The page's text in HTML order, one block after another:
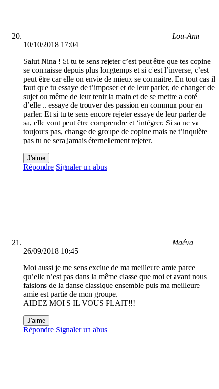
Lou-Ann
10/10/2018 17:04
Salut Nina ! Si tu te sens rejeter c’est peut être que tes copine
se connaisse depuis plus longtemps et si c’est l’inverse, c’est
peut être car elle on envie de mieux se connaitre. En tout cas il
faut que tu essaye de t’imposer et de leur parler, de changer de
sujet ou même de leur tenir la main et de se mettre a coté
d’elle .. essaye de trouver des passion en commun pour en
parler. Et si tu te sens encore rejeter essaye de leur parler de
sa, elle vont peut être comprendre et ‘intégrer. Si sa ne va
toujours pas, change de groupe de copine mais ne t’inquiète
pas tu ne sera jamais éternellement rejeter.
J'aime
Répondre Signaler un abus
Maéva
26/09/2018 10:45
Moi aussi je me sens exclue de ma meilleure amie parce
qu’elle n’est pas dans la même classe que moi et avant nous
faisions de la danse classique ensemble puis ma meilleure
amie est partie de mon groupe.
AIDEZ MOI S IL VOUS PLAIT!!!
J'aime
Répondre Signaler un abus